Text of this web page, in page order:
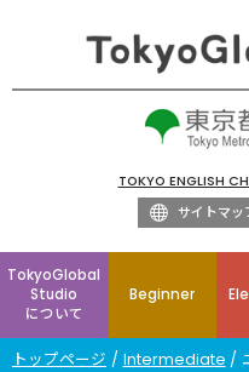
TOKYO ENGLISH
サイトマッ
TokyoGlobal
Studio
について
Beginner
トップページ Intermediate